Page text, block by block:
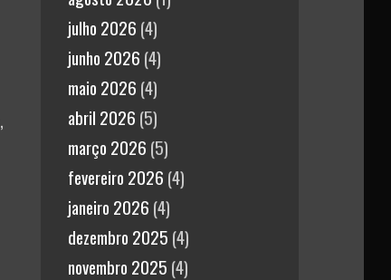
julho 2026 (4)
junho 2026 (4)
maio 2026 (4)
abril 2026 (5)
março 2026 (5)
fevereiro 2026 (4)
janeiro 2026 (4)
dezembro 2025 (4)
novembro 2025 (4)